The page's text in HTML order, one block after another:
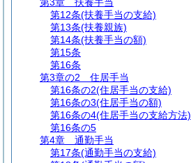
第12条(扶養手当の支給)
第13条(扶養親族)
第14条(扶養手当の額)
第15条
第16条
第3章の2
住居手当
第16条の2(住居手当の支給)
第16条の3(住居手当の額)
第16条の4(住居手当の支給方法)
第16条の5
第4章
通勤手当
第17条(通勤手当の支給)